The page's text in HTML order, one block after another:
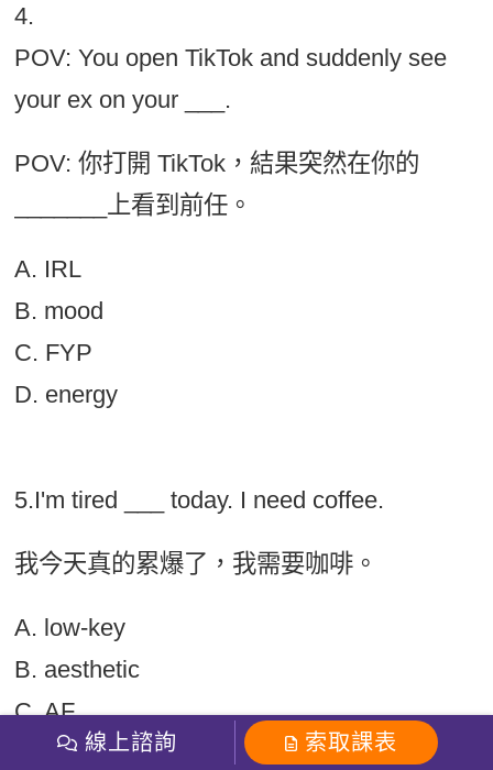
4.
POV: You open TikTok and suddenly see
your ex on your ___.
POV: 你打開 TikTok，結果突然在你的
_______上看到前任。
A. IRL
B. mood
C. FYP
D. energy
5.I'm tired ___ today. I need coffee.
我今天真的累爆了，我需要咖啡。
A. low-key
B. aesthetic
C. AF
D. POV線上諮詢 索取課表